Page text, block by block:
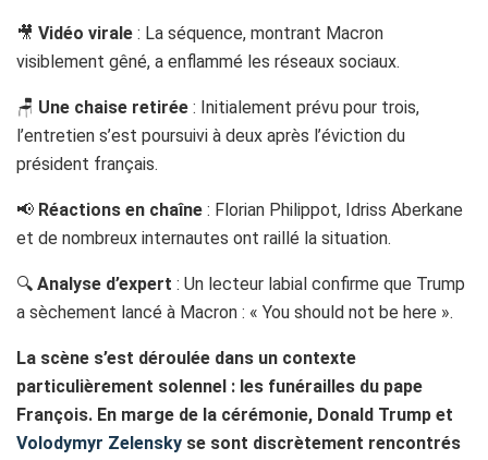
🎥 Vidéo virale : La séquence, montrant Macron
visiblement gêné, a enflammé les réseaux sociaux.
🪑 Une chaise retirée : Initialement prévu pour trois,
l’entretien s’est poursuivi à deux après l’éviction du
président français.
📢 Réactions en chaîne : Florian Philippot, Idriss Aberkane
et de nombreux internautes ont raillé la situation.
🔍 Analyse d’expert : Un lecteur labial confirme que Trump
a sèchement lancé à Macron : « You should not be here ».
La scène s’est déroulée dans un contexte
particulièrement solennel : les funérailles du pape
François. En marge de la cérémonie, Donald Trump et
Volodymyr Zelensky se sont discrètement rencontrés